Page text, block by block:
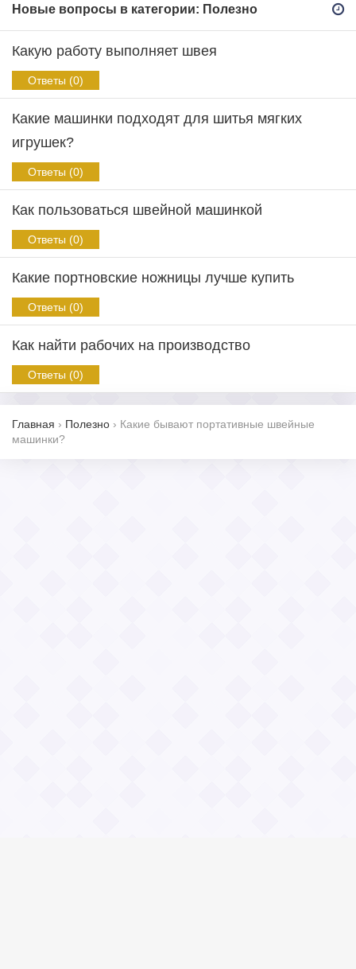
Новые вопросы в категории: Полезно
Какую работу выполняет швея
Ответы (0)
Какие машинки подходят для шитья мягких
игрушек?
Ответы (0)
Как пользоваться швейной машинкой
Ответы (0)
Какие портновские ножницы лучше купить
Ответы (0)
Как найти рабочих на производство
Ответы (0)
Главная › Полезно › Какие бывают портативные швейные
машинки?